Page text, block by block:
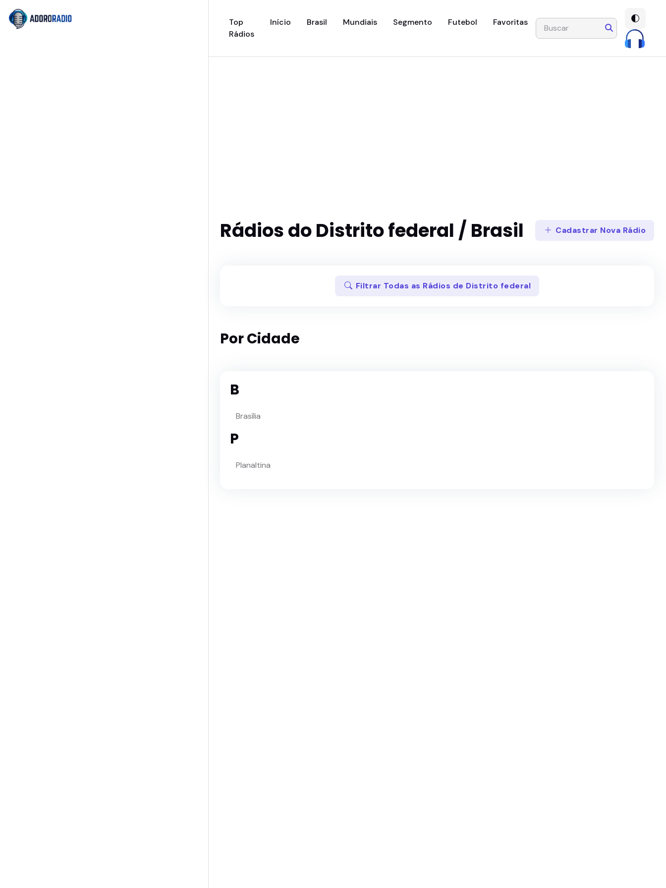
Top
Rádios
Início(current)
Brasil Mundiais Segmento Futebol Favoritas
Rádios do Distrito federal / Brasil Cadastrar Nova Rádio
Filtrar Todas as Rádios de Distrito federal
Por Cidade
B
Brasília
P
Planaltina